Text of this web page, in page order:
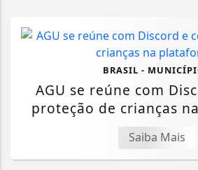
BRASIL -
AGU se reúne com
proteção de crianças
Saiba Mais